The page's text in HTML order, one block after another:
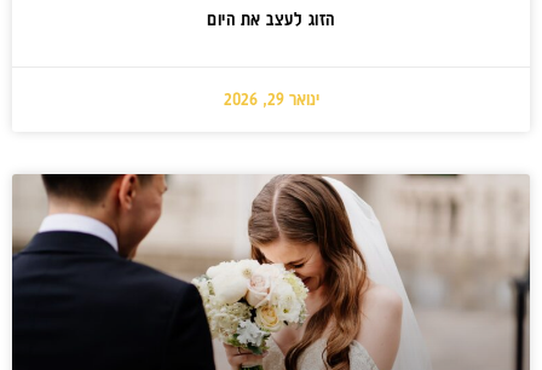
הזוג לעצב את היום
ינואר 29, 2026